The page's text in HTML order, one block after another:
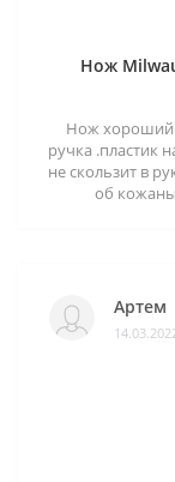
Нож
Нож
ручка .пластик
не скользит в
об
Артем